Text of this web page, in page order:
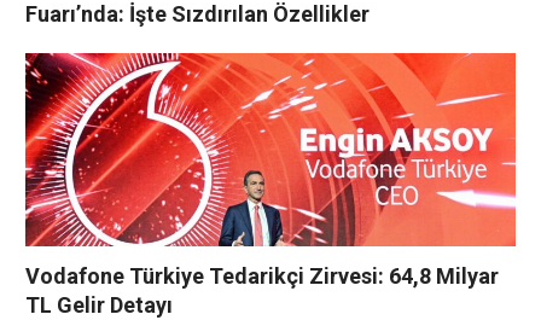
Fuarı’nda: İşte Sızdırılan Özellikler
Vodafone Türkiye Tedarikçi Zirvesi: 64,8 Milyar
TL Gelir Detayı